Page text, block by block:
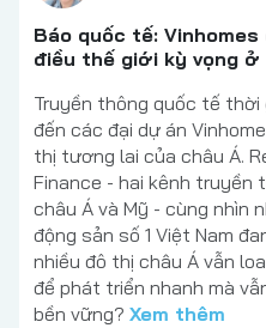
Báo quốc tế:
điều thế giới kỳ vọng
Truyền thông quốc tế
đến các đại dự án
thị tương lai của châu Á.
Finance - hai kênh truyền
châu Á và Mỹ - cùng nhìn
động sản số 1 Việt Nam
nhiều đô thị châu Á vẫn
để phát triển nhanh mà
bền vững? Xem thêm